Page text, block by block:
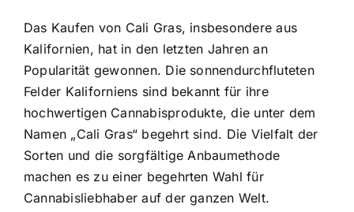
Das Kaufen von Cali Gras, insbesondere aus
Kalifornien, hat in den letzten Jahren an
Popularität gewonnen. Die sonnendurchfluteten
Felder Kaliforniens sind bekannt für ihre
hochwertigen Cannabisprodukte, die unter dem
Namen „Cali Gras“ begehrt sind. Die Vielfalt der
Sorten und die sorgfältige Anbaumethode
machen es zu einer begehrten Wahl für
Cannabisliebhaber auf der ganzen Welt.